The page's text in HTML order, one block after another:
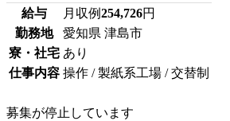
給与 月収例254,726円
勤務地
愛知県 津島市
寮・社宅 あり
仕事内容 操作 / 製紙系工場 / 交替制
募集が停止しています